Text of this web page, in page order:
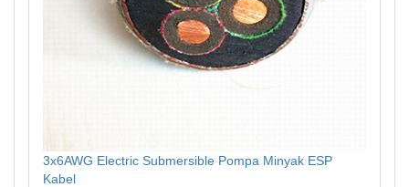
3x6AWG Electric Submersible Pompa Minyak ESP
Kabel